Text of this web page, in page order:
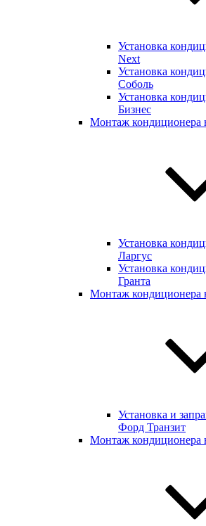
Установка
Next
Установка
Соболь
Установка
Бизнес
Монтаж кондиционера
Установка
Ларгус
Установка
Гранта
Монтаж кондиционера
Установка и
Форд Транзит
Монтаж кондиционера